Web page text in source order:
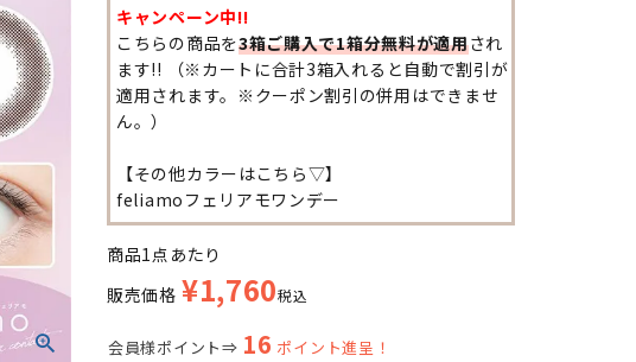
キャンペーン中!!
こちらの商品を3箱ご購入で1箱分無料が適用され
ます!! （※カートに合計3箱入れると自動で割引が
適用されます。※クーポン割引の併用はできませ
ん。）
【その他カラーはこちら▽】
feliamoフェリアモワンデー
商品1点あたり
販売価格 ¥1,760税込
会員様ポイント⇒ 16 ポイント進呈！